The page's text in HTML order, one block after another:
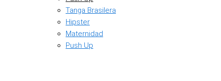
Tanga Brasilera
Hipster
Maternidad
Push Up